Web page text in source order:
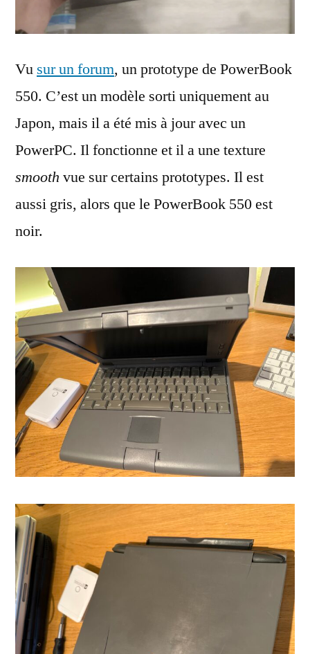
Vu sur un forum, un prototype de PowerBook
550. C’est un modèle sorti uniquement au
Japon, mais il a été mis à jour avec un
PowerPC. Il fonctionne et il a une texture
smooth vue sur certains prototypes. Il est
aussi gris, alors que le PowerBook 550 est
noir.